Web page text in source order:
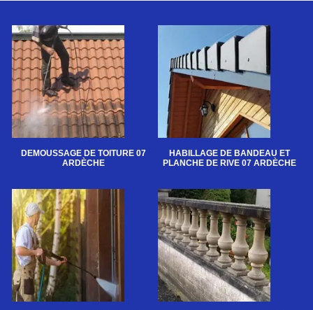
DEMOUSSAGE DE TOITURE 07
ARDÈCHE
HABILLAGE DE BANDEAU ET
PLANCHE DE RIVE 07 ARDÈCHE